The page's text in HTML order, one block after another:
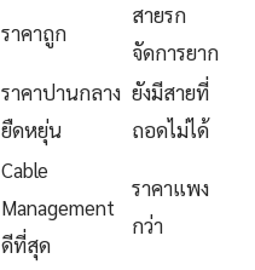
ราคาถูก
สายรก
จัดการยาก
ราคาปานกลาง
ยืดหยุ่น
ยังมีสายที่
ถอดไม่ได้
Cable
Management
ดีที่สุด
ราคาแพง
กว่า